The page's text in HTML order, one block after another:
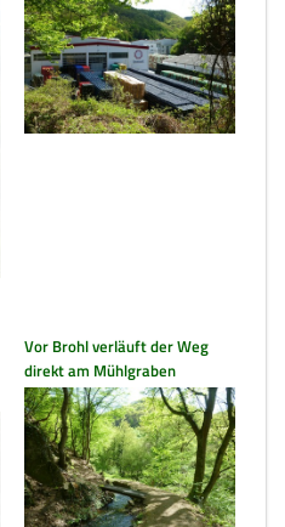
Vor Brohl verläuft der Weg
direkt am Mühlgraben